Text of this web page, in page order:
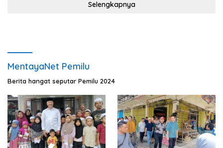
Selengkapnya
MentayaNet Pemilu
Berita hangat seputar Pemilu 2024